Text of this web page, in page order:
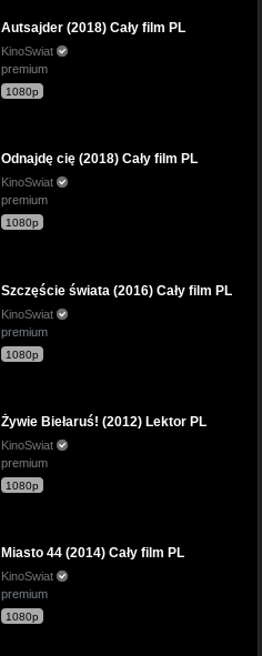
Autsajder (2018) Cały film PL
KinoSwiat
premium
1080p
Odnajdę cię (2018) Cały film PL
KinoSwiat
premium
1080p
Szczęście świata (2016) Cały film PL
KinoSwiat
premium
1080p
Żywie Biełaruś! (2012) Lektor PL
KinoSwiat
premium
1080p
Miasto 44 (2014) Cały film PL
KinoSwiat
premium
1080p